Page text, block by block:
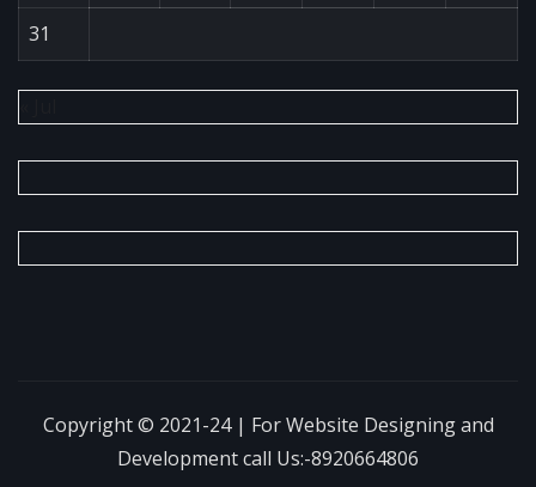
31
Copyright © 2021-24 | For Website Designing and
Development call Us:-8920664806